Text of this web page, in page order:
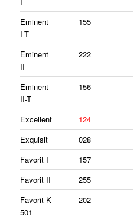
Eminent
I-T
155
Eminent
II
222
Eminent
II-T
156
Excellent 124
Exquisit
028
Favorit I
157
Favorit II
255
Favorit-K
501
202